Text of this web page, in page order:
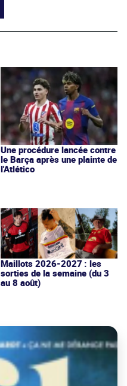
Une procédure lancée contre
le Barça après une plainte de
l'Atlético
Maillots 2026-2027 : les
sorties de la semaine (du 3
au 8 août)